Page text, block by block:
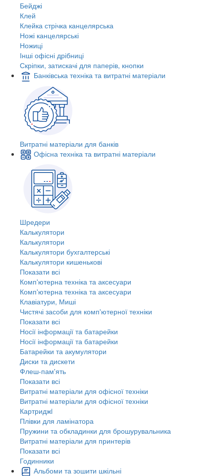
Бейджі
Клей
Клейка стрічка канцелярська
Ножі канцелярські
Ножиці
Інші офісні дрібниці
Скріпки, затискачі для паперів, кнопки
Банківська техніка та витратні матеріали
Витратні матеріали для банків
Офісна техніка та витратні матеріали
Шредери
Калькулятори
Калькулятори
Калькулятори бухгалтерські
Калькулятори кишенькові
Показати всі
Комп'ютерна техніка та аксесуари
Комп'ютерна техніка та аксесуари
Клавіатури, Миші
Чистячі засоби для комп'ютерної техніки
Показати всі
Носії інформації та батарейки
Носії інформації та батарейки
Батарейки та акумулятори
Диски та дискети
Флеш-пам'ять
Показати всі
Витратні матеріали для офісної техніки
Витратні матеріали для офісної техніки
Картриджi
Плівки для ламінатора
Пружини та обкладинки для брошурувальника
Витратні матеріали для принтерів
Показати всі
Годинники
Альбоми та зошити шкільні